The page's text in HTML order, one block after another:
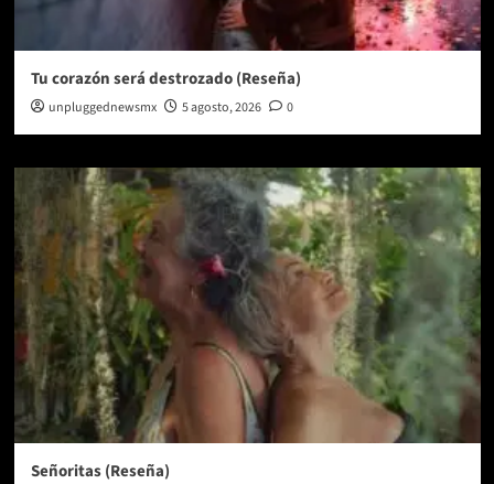
Tu corazón será destrozado (Reseña)
unpluggednewsmx 5 agosto, 2026 0
Señoritas (Reseña)